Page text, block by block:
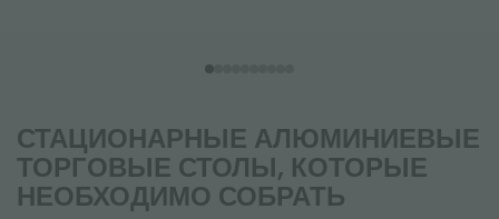
СТАЦИОНАРНЫЕ АЛЮМИНИЕВЫЕ
ТОРГОВЫЕ СТОЛЫ, КОТОРЫЕ
НЕОБХОДИМО СОБРАТЬ